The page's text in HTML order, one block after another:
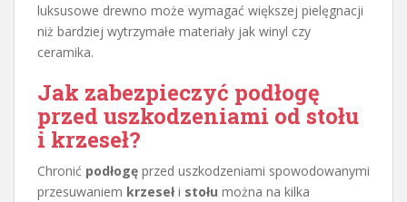
luksusowe drewno może wymagać większej pielęgnacji
niż bardziej wytrzymałe materiały jak winyl czy
ceramika.
Jak zabezpieczyć podłogę
przed uszkodzeniami od stołu
i krzeseł?
Chronić podłogę przed uszkodzeniami spowodowanymi
przesuwaniem krzesełi stołu można na kilka